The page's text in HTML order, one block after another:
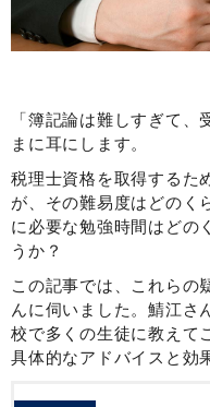
「簿記論は難しすぎて
まに耳にします。
税理士資格を取得するた
が、その難易度はどのく
に必要な勉強時間はどの
うか？
この記事では、これらの
んに伺いました。鯖江さ
校で多くの生徒に教えて
具体的なアドバイスと効